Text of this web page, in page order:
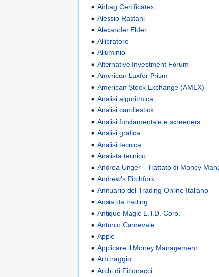
Airbag Certificates
Alessio Rastani
Alexander Elder
Allibratore
Alluminio
Alternative Investment Forum
American Luxfer Prism
American Stock Exchange (AMEX)
Analisi algoritmica
Analisi candlestick
Analisi fondamentale e screeners
Analisi grafica
Analisi tecnica
Analista tecnico
Andrea Unger - Trattato di Money
Andrew's Pitchfork
Annuario del Trading Online Italiano
Ansia da trading
Antique Magic L.T.D. Corp.
Antonio Carnevale
Apple
Applicare il Money Management
Arbitraggio
Archi di Fibonacci